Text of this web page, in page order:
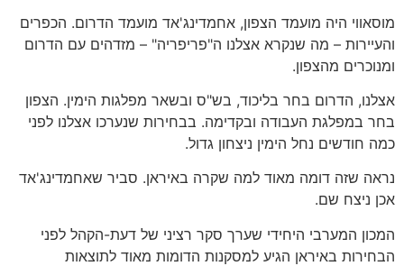
מוסאווי היה מועמד הצפון, אחמדינג'אד מועמד הדרום. הכפרים
והעיירות – מה שנקרא אצלנו ה"פריפריה" – מזדהים עם הדרום
ומנוכרים מהצפון.
אצלנו, הדרום בחר בליכוד, בש"ס ובשאר מפלגות הימין. הצפון
בחר במפלגת העבודה ובקדימה. בבחירות שנערכו אצלנו לפני
כמה חודשים נחל הימין ניצחון גדול.
נראה שזה דומה מאוד למה שקרה באיראן. סביר שאחמדינג'אד
אכן ניצח שם.
המכון המערבי היחידי שערך סקר רציני של דעת-הקהל לפני
הבחירות באיראן הגיע למסקנות הדומות מאוד לתוצאות